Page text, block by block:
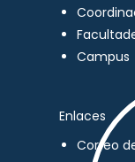
Campus
Enlaces
Correo